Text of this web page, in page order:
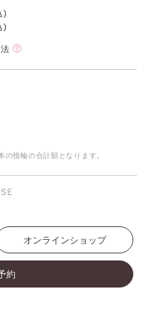
)
)
の指輪の合計額となります。
オンラインショップ
約